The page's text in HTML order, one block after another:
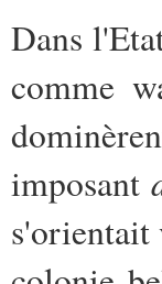
Dans
comme
imposant
s'orientait